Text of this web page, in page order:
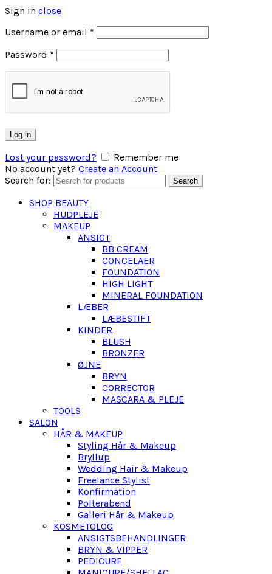
Sign in close
Username or email *
Password *
Log in
Lost your password?
Remember me
No account yet? Create an Account
Search for:
Search
SHOP BEAUTY
HUDPLEJE
MAKEUP
ANSIGT
BB CREAM
CONCELAER
FOUNDATION
HIGH LIGHT
MINERAL FOUNDATION
LÆBER
LÆBESTIFT
KINDER
BLUSH
BRONZER
ØJNE
BRYN
CORRECTOR
MASCARA & PLEJE
TOOLS
SALON
HÅR & MAKEUP
Styling Hår & Makeup
Bryllup
Wedding Hair & Makeup
Freelance Stylist
Konfirmation
Polterabend
Galleri Hår & Makeup
KOSMETOLOG
ANSIGTSBEHANDLINGER
BRYN & VIPPER
PEDICURE